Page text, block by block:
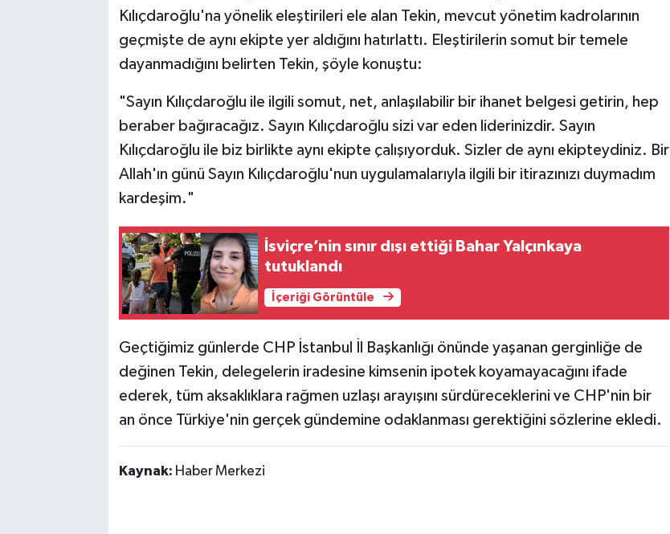
Kılıçdaroğlu'na yönelik eleştirileri ele alan Tekin, mevcut yönetim kadrolarının
geçmişte de aynı ekipte yer aldığını hatırlattı. Eleştirilerin somut bir temele
dayanmadığını belirten Tekin, şöyle konuştu:
"Sayın Kılıçdaroğlu ile ilgili somut, net, anlaşılabilir bir ihanet belgesi getirin, hep
beraber bağıracağız. Sayın Kılıçdaroğlu sizi var eden liderinizdir. Sayın
Kılıçdaroğlu ile biz birlikte aynı ekipte çalışıyorduk. Sizler de aynı ekipteydiniz. Bir
Allah'ın günü Sayın Kılıçdaroğlu'nun uygulamalarıyla ilgili bir itirazınızı duymadım
kardeşim."
İsviçre’nin sınır dışı ettiği Bahar Yalçınkaya
tutuklandı
İçeriği Görüntüle
Geçtiğimiz günlerde CHP İstanbul İl Başkanlığı önünde yaşanan gerginliğe de
değinen Tekin, delegelerin iradesine kimsenin ipotek koyamayacağını ifade
ederek, tüm aksaklıklara rağmen uzlaşı arayışını sürdüreceklerini ve CHP'nin bir
an önce Türkiye'nin gerçek gündemine odaklanması gerektiğini sözlerine ekledi.
Kaynak: Haber Merkezi